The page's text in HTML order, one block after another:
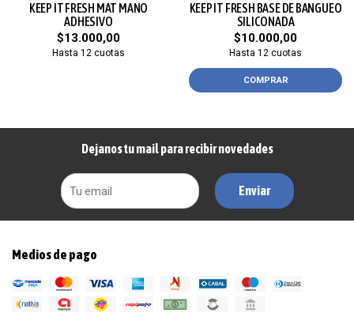
KEEP IT FRESH MAT MANO
ADHESIVO
$13.000,00
Hasta 12 cuotas
KEEP IT FRESH BASE DE BANGUEO
SILICONADA
$10.000,00
Hasta 12 cuotas
COMPRAR
Dejanos tu mail para recibir novedades
Enviar
Medios de pago